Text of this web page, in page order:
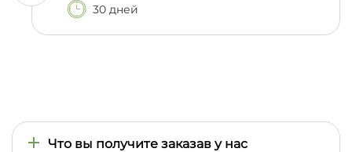
30 дней
Что вы получите заказав у нас